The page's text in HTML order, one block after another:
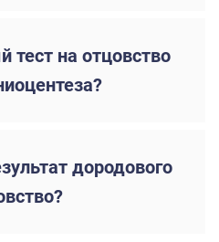
тест на отцовство
дородового